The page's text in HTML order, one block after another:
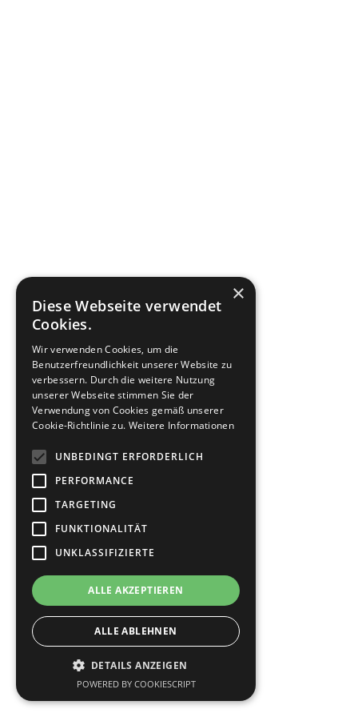
×
Diese Webseite verwendet
Cookies.
Wir verwenden Cookies, um die
Benutzerfreundlichkeit unserer Website zu
verbessern. Durch die weitere Nutzung
unserer Webseite stimmen Sie der
Verwendung von Cookies gemäß unserer
Cookie-Richtlinie zu. Weitere Informationen
UNBEDINGT ERFORDERLICH
PERFORMANCE
TARGETING
FUNKTIONALITÄT
UNKLASSIFIZIERTE
ALLE AKZEPTIEREN
ALLE ABLEHNEN
DETAILS ANZEIGEN
POWERED BY COOKIESCRIPT